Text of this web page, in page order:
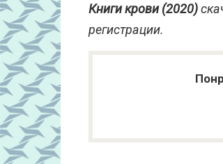
Книги крови (2020)
регистрации.